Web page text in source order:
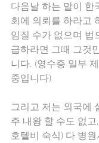
다음날 하는 말이 한
회에 의뢰를 하라고
임질 수가 없으며 법
급하라면 그때 그것
니다. (영수증 일부
중입니다)
그리고 저는 외국에
주 내왕 할 수도 없
호텔비 숙식) 다 병